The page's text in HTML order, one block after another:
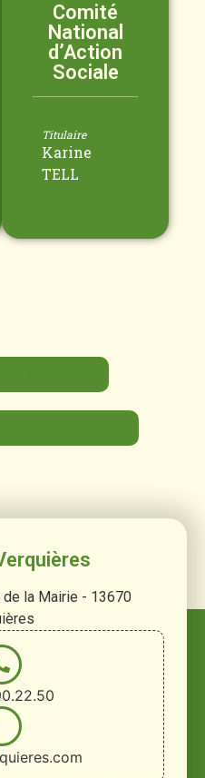
Comité
National
d’Action
Sociale
Titulaire
Karine
TELL
municipal
la Mairie - 13670